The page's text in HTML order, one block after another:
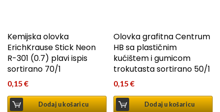
Kemijska olovka
ErichKrause Stick Neon
R-301 (0.7) plavi ispis
sortirano 70/1
0,15 €
Dodaj u košaricu
Olovka grafitna Centrum
HB sa plastičnim
kućištem i gumicom
trokutasta sortirano 50/1
0,15€
Dodaj u košaricu